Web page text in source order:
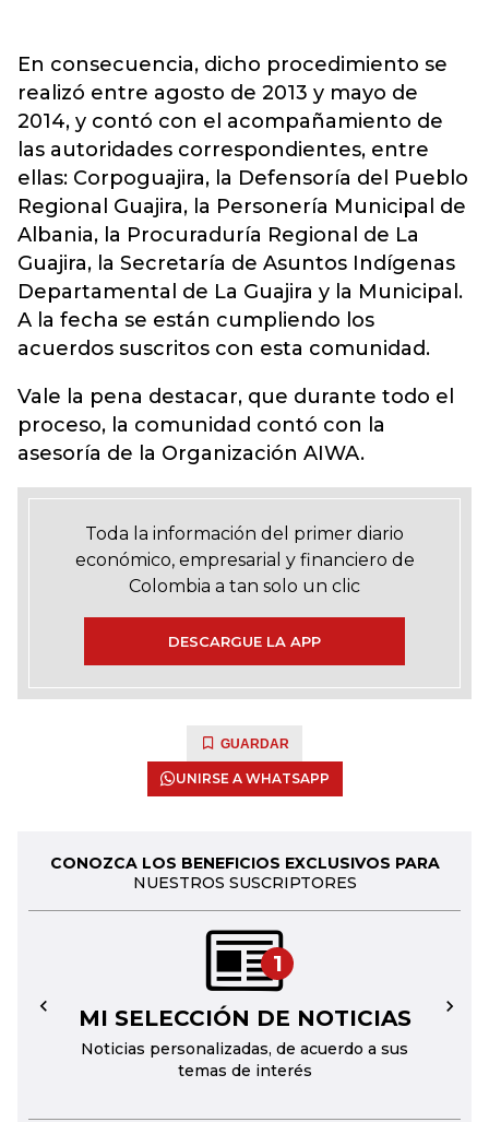
En consecuencia, dicho procedimiento se
realizó entre agosto de 2013 y mayo de
2014, y contó con el acompañamiento de
las autoridades correspondientes, entre
ellas: Corpoguajira, la Defensoría del Pueblo
Regional Guajira, la Personería Municipal de
Albania, la Procuraduría Regional de La
Guajira, la Secretaría de Asuntos Indígenas
Departamental de La Guajira y la Municipal.
A la fecha se están cumpliendo los
acuerdos suscritos con esta comunidad.
Vale la pena destacar, que durante todo el
proceso, la comunidad contó con la
asesoría de la Organización AIWA.
Toda la información del primer diario
económico, empresarial y financiero de
Colombia a tan solo un clic
DESCARGUE LA APP
GUARDAR
UNIRSE A WHATSAPP
CONOZCA LOS BENEFICIOS EXCLUSIVOS PARA
NUESTROS SUSCRIPTORES
1
MI SELECCIÓN DE NOTICIAS
Noticias personalizadas, de acuerdo a sus
temas de interés
← →